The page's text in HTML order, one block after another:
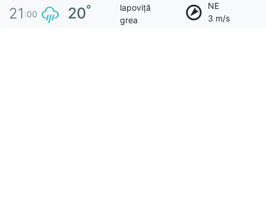
21 :00 20°
lapoviță
grea
NE
3 m/s